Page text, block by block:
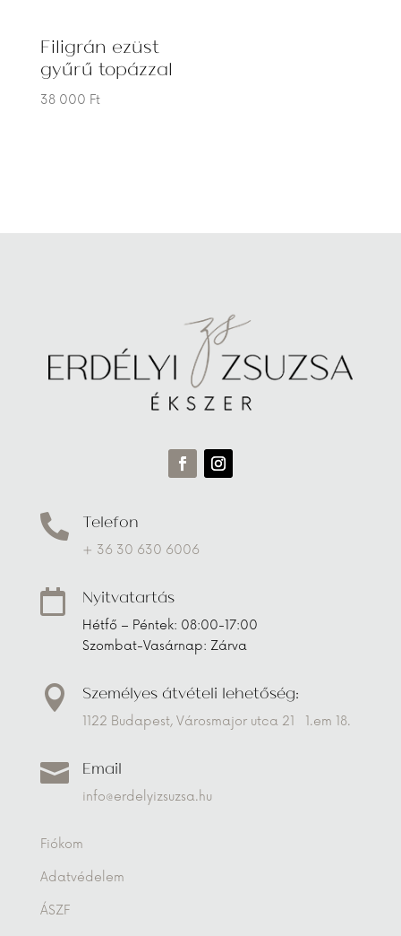
Filigrán ezüst
gyűrű topázzal
38 000 Ft
 Telefon
+ 36 30 630 6006
 Nyitvatartás
Hétfő – Péntek: 08:00-17:00
Szombat-Vasárnap: Zárva
 Személyes átvételi lehetőség:
1122 Budapest, Városmajor utca 21 1.em 18.
 Email
info@erdelyizsuzsa.hu
Fiókom
Adatvédelem
ÁSZF